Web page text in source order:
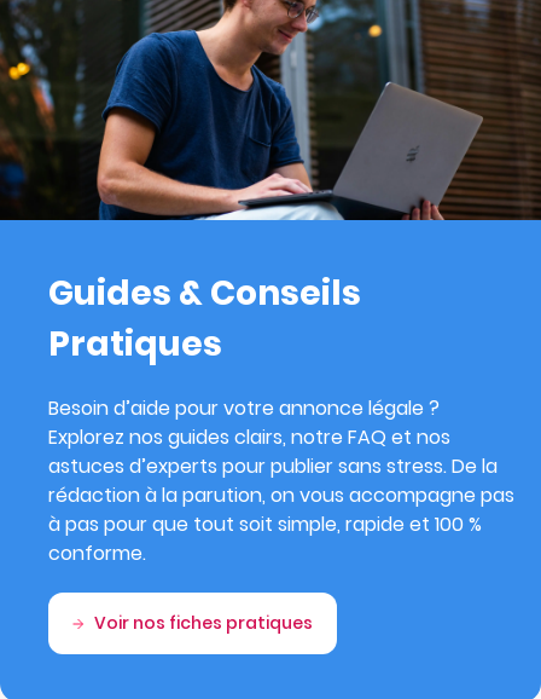
Guides & Conseils
Pratiques
Besoin d’aide pour votre annonce légale ?
Explorez nos guides clairs, notre FAQ et nos
astuces d’experts pour publier sans stress. De la
rédaction à la parution, on vous accompagne pas
à pas pour que tout soit simple, rapide et 100 %
conforme.
Voir nos fiches pratiques